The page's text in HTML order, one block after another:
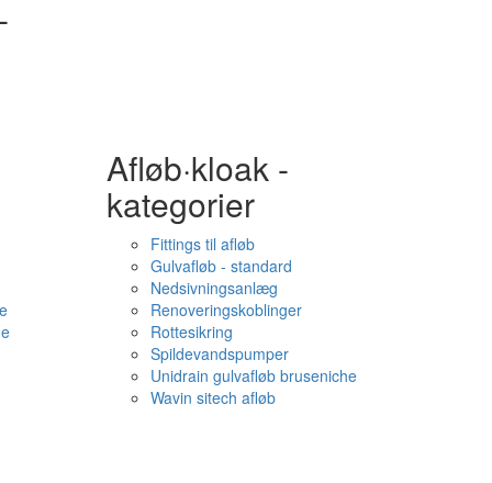
Afløb·kloak -
kategorier
Fittings til afløb
Gulvafløb - standard
Nedsivningsanlæg
Renoveringskoblinger
Rottesikring
Spildevandspumper
Unidrain gulvafløb bruseniche
Wavin sitech afløb